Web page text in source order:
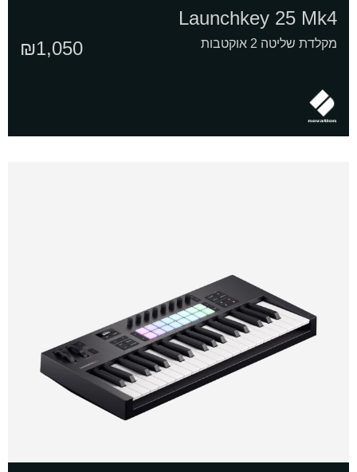
Launchkey 25 Mk4
מקלדת שליטה 2 אוקטבות ₪1,050
הדגמת ציוד